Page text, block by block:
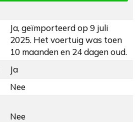
Ja, geïmporteerd op 9 juli
2025. Het voertuig was toen
10 maanden en 24 dagen oud.
Ja
Nee
Nee